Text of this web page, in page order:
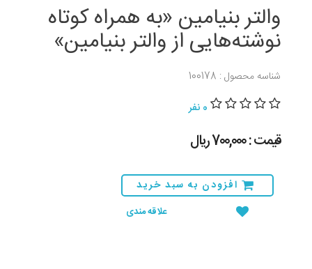
والتر بنیامین «به همراه کوتاه
نوشته‌هایی از والتر بنیامین»
شناسه محصول : 100178
0 نفر
قیمت : 700,000 ريال
افزودن به سبد خرید
علاقه مندی